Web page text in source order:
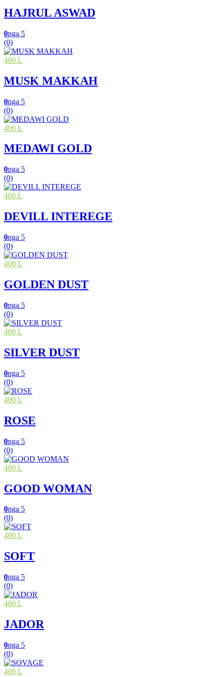
HAJRUL ASWAD
0nga 5
(0)
400 L
MUSK MAKKAH
0nga 5
(0)
400 L
MEDAWI GOLD
0nga 5
(0)
400 L
DEVILL INTEREGE
0nga 5
(0)
400 L
GOLDEN DUST
0nga 5
(0)
400 L
SILVER DUST
0nga 5
(0)
400 L
ROSE
0nga 5
(0)
400 L
GOOD WOMAN
0nga 5
(0)
400 L
SOFT
0nga 5
(0)
400 L
JADOR
0nga 5
(0)
400 L